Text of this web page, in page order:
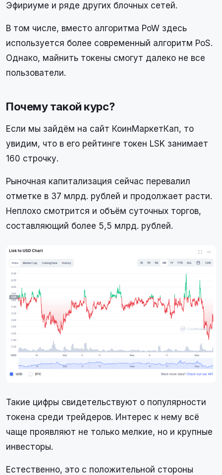
Эфириуме и ряде других блочных сетей.
В том числе, вместо алгоритма PoW здесь
используется более современный алгоритм PoS.
Однако, майнить токены смогут далеко не все
пользователи.
Почему такой курс?
Если мы зайдём на сайт КоинМаркетКап, то
увидим, что в его рейтинге токен LSK занимает
160 строчку.
Рыночная капитализация сейчас перевалил
отметке в 37 млрд. рублей и продолжает расти.
Неплохо смотрится и объём суточных торгов,
составляющий более 5,5 млрд. рублей.
Такие цифры свидетельствуют о популярности
токена среди трейдеров. Интерес к нему всё
чаще проявляют не только мелкие, но и крупные
инвесторы.
Естественно, это с положительной стороны